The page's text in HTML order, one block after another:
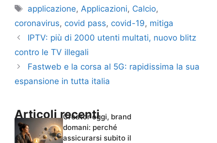
Tag
applicazione, Applicazioni, Calcio,
coronavirus, covid pass, covid-19, mitiga
IPTV: più di 2000 utenti multati, nuovo blitz
contro le TV illegali
Fastweb e la corsa al 5G: rapidissima la sua
espansione in tutta italia
Articoli recenti
Creator oggi, brand
domani: perché
assicurarsi subito il